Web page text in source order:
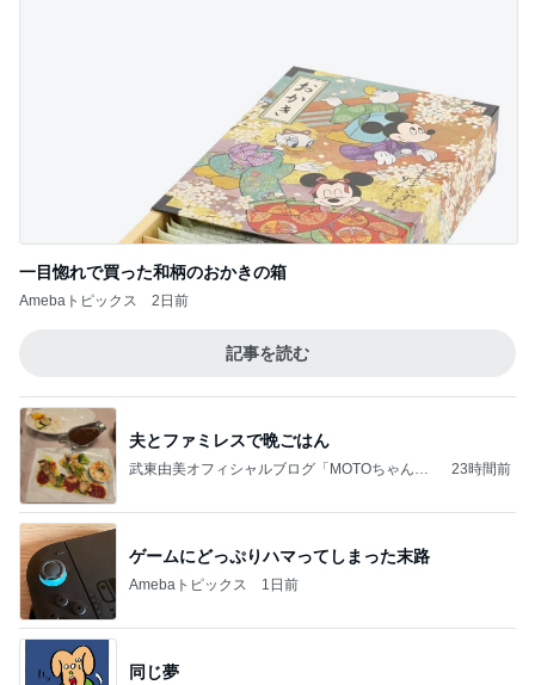
一目惚れで買った和柄のおかきの箱
Amebaトピックス 2日前
記事を読む
夫とファミレスで晩ごはん
武東由美オフィシャルブログ「MOTOちゃんと
23時間前
ゲームにどっぷりハマってしまった末路
Amebaトピックス 1日前
同じ夢